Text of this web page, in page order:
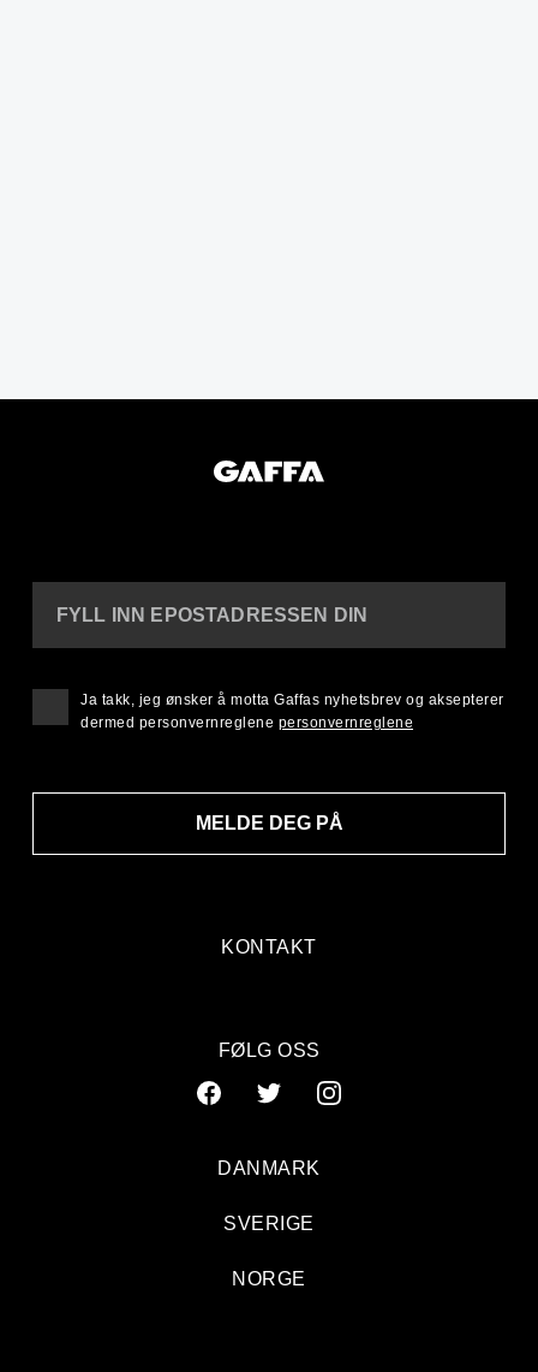
KONTAKT
FYLL INN EPOSTADRESSEN DIN
MELDE DEG PÅ
Ja takk, jeg ønsker å motta Gaffas nyhetsbrev og aksepterer
dermed personvernreglene personvernreglene
FØLG OSS
DANMARK
SVERIGE
NORGE